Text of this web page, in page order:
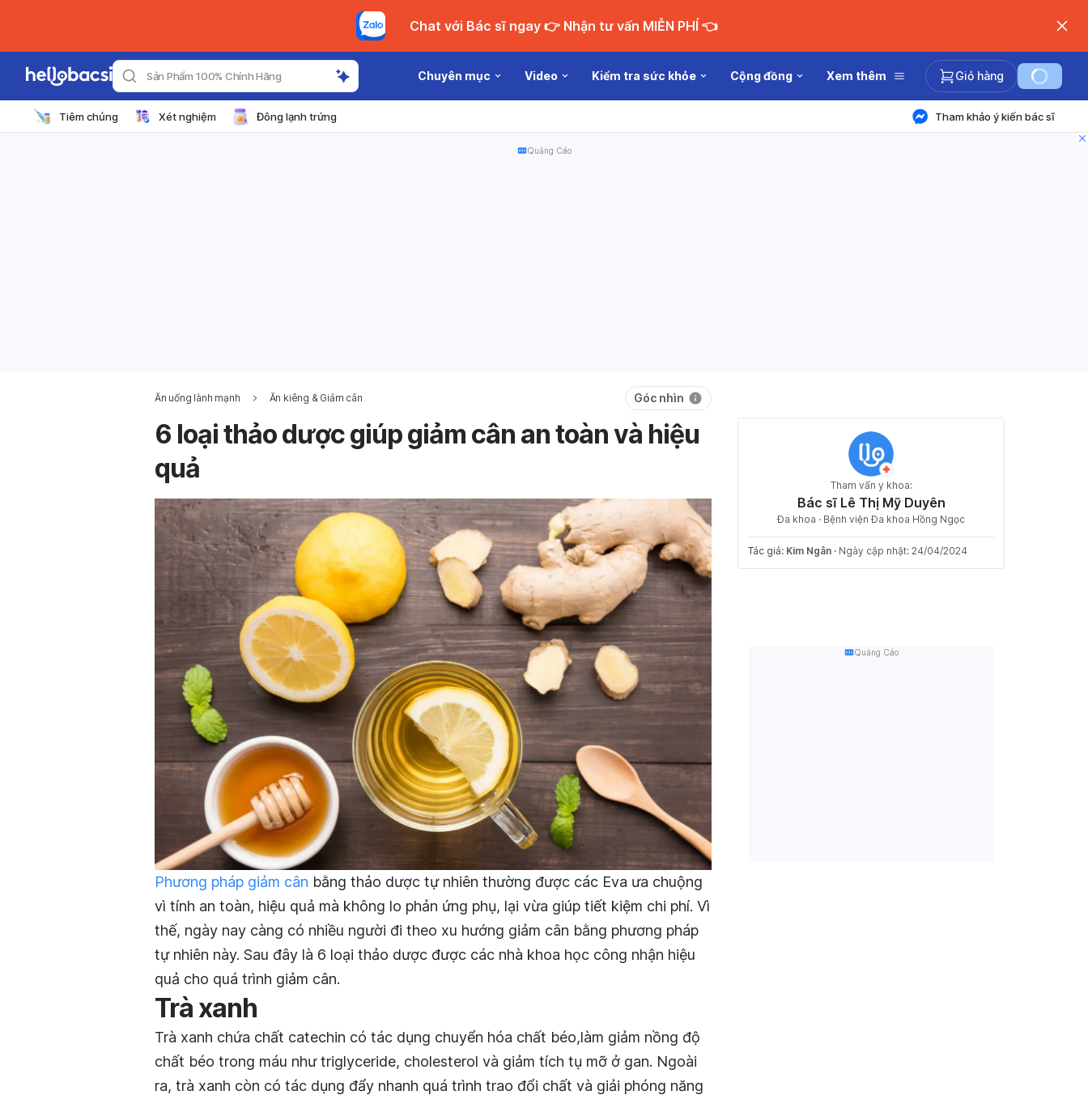
Chat với Bác sĩ ngay 👉 Nhận tư vấn MIỄN PHÍ 👈
Sản Phẩm 100% Chính Hãng Chuyên mục Video Kiểm tra sức khỏe Cộng đồng Xem thêm Giỏ hàng
Tiêm chủng Xét nghiệm Đông lạnh trứng Tham khảo ý kiến bác sĩ
Quảng Cáo
Ăn uống lành mạnh Ăn kiêng & Giảm cân Góc nhìn
6 loại thảo dược giúp giảm cân an toàn và hiệu
quả
Phương pháp giảm cân bằng thảo dược tự nhiên thường được các Eva ưa chuộng
vì tính an toàn, hiệu quả mà không lo phản ứng phụ, lại vừa giúp tiết kiệm chi phí. Vì
thế, ngày nay càng có nhiều người đi theo xu hướng giảm cân bằng phương pháp
tự nhiên này. Sau đây là 6 loại thảo dược được các nhà khoa học công nhận hiệu
quả cho quá trình giảm cân.
Trà xanh
Trà xanh chứa chất catechin có tác dụng chuyển hóa chất béo,làm giảm nồng độ
chất béo trong máu như triglyceride, cholesterol và giảm tích tụ mỡ ở gan. Ngoài
ra, trà xanh còn có tác dụng đẩy nhanh quá trình trao đổi chất và giải phóng năng
Tham vấn y khoa:
Bác sĩ Lê Thị Mỹ Duyên
Đa khoa · Bệnh viện Đa khoa Hồng Ngọc
Tác giả: Kim Ngân · Ngày cập nhật: 24/04/2024
Quảng Cáo